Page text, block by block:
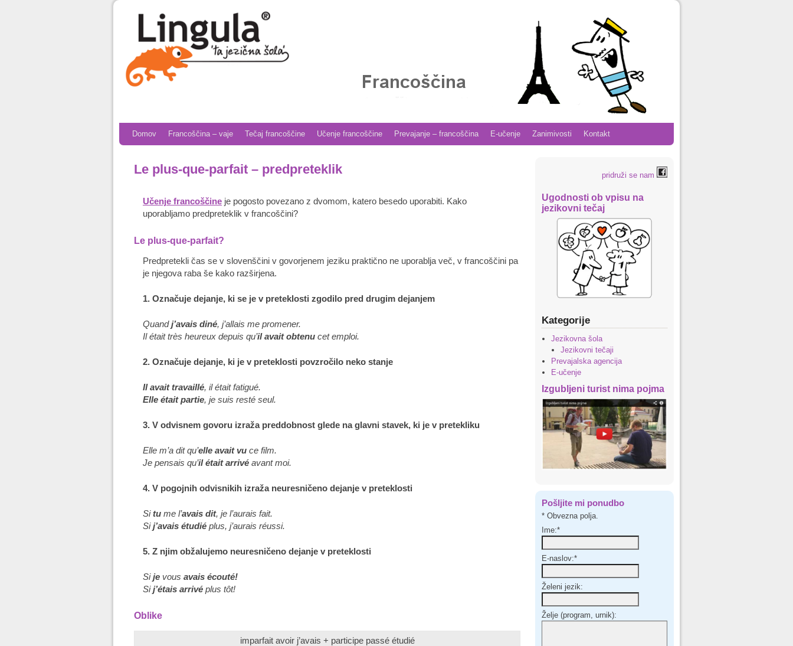
Domov Francoščina – vaje Tečaj francoščine Učenje francoščine Prevajanje – francoščina E-učenje Zanimivosti Kontakt
Le plus-que-parfait – predpreteklik
Učenje francoščine je pogosto povezano z dvomom, katero besedo uporabiti. Kako
uporabljamo predpreteklik v francoščini?
Le plus-que-parfait?
Predpretekli čas se v slovenščini v govorjenem jeziku praktično ne uporablja več, v francoščini pa
je njegova raba še kako razširjena.
1. Označuje dejanje, ki se je v preteklosti zgodilo pred drugim dejanjem
Quandj’avais diné, j’allais me promener.
Il était très heureux depuis qu’il avait obtenu cet emploi.
2. Označuje dejanje, ki je v preteklosti povzročilo neko stanje
Il avait travaillé, il était fatigué.
Elle était partie, je suis resté seul.
3. V odvisnem govoru izraža preddobnost glede na glavni stavek, ki je v pretekliku
Elle m’a dit qu’elle avait vu ce film.
Je pensais qu’il était arrivé avant moi.
4. V pogojnih odvisnikih izraža neuresničeno dejanje v preteklosti
Situ me l’avais dit, je l’aurais fait.
Sij’avais étudié plus, j’aurais réussi.
5. Z njim obžalujemo neuresničeno dejanje v preteklosti
Sije vous avais écouté!
Sij’étais arrivé plus tôt!
Oblike
imparfait avoir j’avais + participe passé étudié
pridruži se nam
Ugodnosti ob vpisu na
jezikovni tečaj
Kategorije
Jezikovna šola
Jezikovni tečaji
Prevajalska agencija
E-učenje
Izgubljeni turist nima pojma
Pošljite mi ponudbo
* Obvezna polja.
Ime:*
E-naslov:*
Želeni jezik:
Želje (program, urnik):